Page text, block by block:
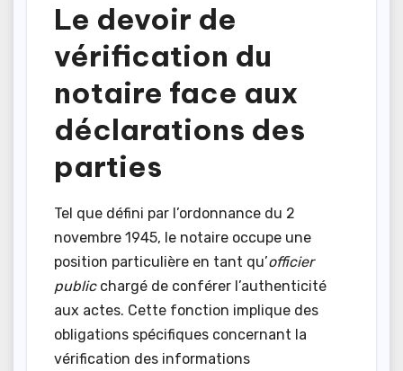
Le devoir de
vérification du
notaire face aux
déclarations des
parties
Tel que défini par l’ordonnance du 2
novembre 1945, le notaire occupe une
position particulière en tant qu’officier
publicchargé de conférer l’authenticité
aux actes. Cette fonction implique des
obligations spécifiques concernant la
vérification des informations